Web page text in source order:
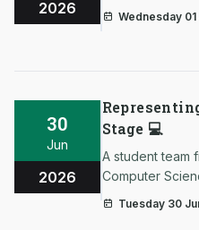
2026 Wednesday
30
Jun
2026
Stage 💻
A student team
Computer
Asian
represented
Tuesday 30